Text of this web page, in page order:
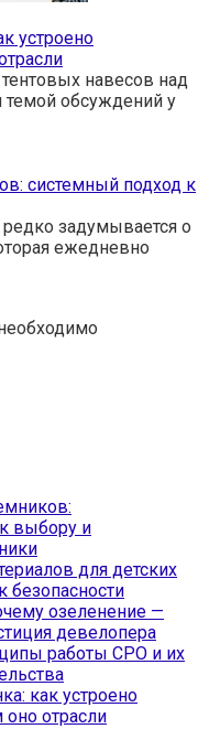
устроено
навесов над
темой обсуждений у
системный подход к
задумывается о
ежедневно
выбору и
для детских
безопасности
озеленение —
девелопера
работы СРО и их
как устроено
отрасли